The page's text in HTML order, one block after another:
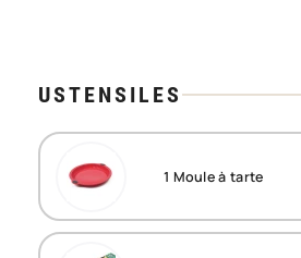
USTENSILES
1 Moule à tarte